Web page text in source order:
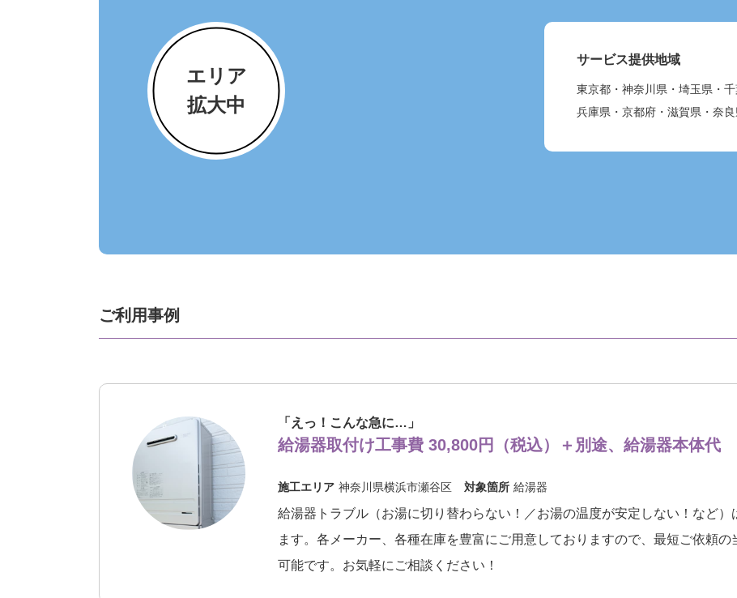
エリア
拡大中
サービス提供地域
東京都・神奈川県・埼玉県・
兵庫県・京都府・滋賀県・奈
ご利用事例
「えっ！こんな急に…」
給湯器取付け工事費 30,800円（税込）＋別途、給湯器本体代
施工エリア 神奈川県横浜市瀬谷区 対象箇所 給湯器
給湯器トラブル（お湯に切り替わらない！／お湯の温度が安定しない！など
ます。各メーカー、各種在庫を豊富にご用意しておりますので、最短ご依頼
可能です。お気軽にご相談ください！